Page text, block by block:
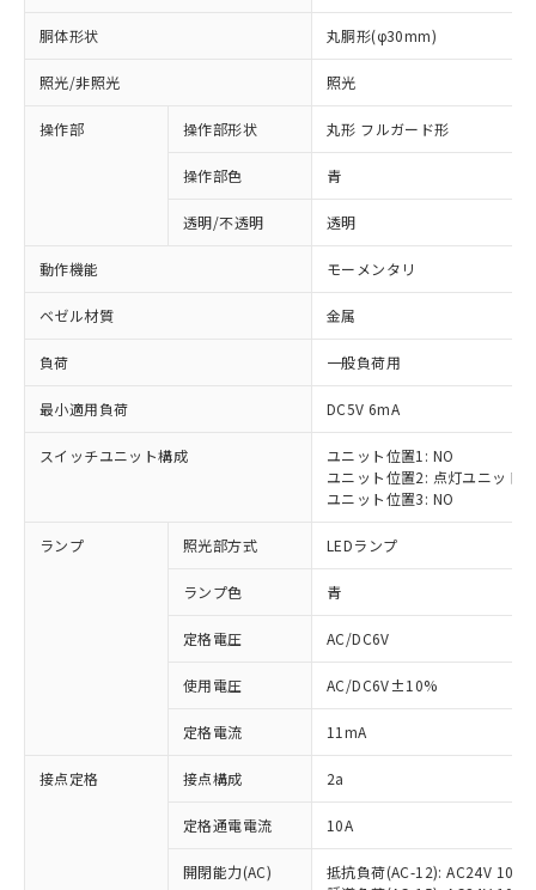
胴体形状 丸胴形(φ30mm)
照光/非照光 照光
操作部 操作部形状 丸形 フルガード形
操作部色 青
透明/不透明 透明
動作機能 モーメンタリ
ベゼル材質 金属
負荷 一般負荷用
最小適用負荷 DC5V 6mA
スイッチユニット構成
ユニット位置1: NO
ユニット位置2: 点灯ユニット
ユニット位置3: NO
ランプ 照光部方式 LEDランプ
ランプ色 青
定格電圧 AC/DC6V
使用電圧 AC/DC6V±10%
定格電流 11mA
接点定格 接点構成 2a
定格通電電流 10A
開閉能力(AC)
抵抗負荷(AC-12): AC24V 10A/
ご利用条件
以下の条件をお読みいただき、同意のうえ
ご利用ください。
本サービスは、当社制御機器事業取扱
商品の当社在庫状況および標準価格
(税抜)を提供させていただくもので
当社制御機器事業取扱商品の中には、
対応済み：EU RoHS指令（10物質）の
非含有に対応した製品が提供可能な商品で
対応予定：EU RoHS指令（10物質）の非含
有に対応した製品に切り替える予定のある
対応予定なし：EU RoHS指令（10物質）の
非含有に非対応の商品で、対応品を出す予
定はありません。
調査・確認中：EU RoHS指令（10物質）の
非含有の対応状況を調査中または確認中の
害物質有無と関係のない商品です。
※1 中国RoHS○×表
「○」：最大均質材料含有率が中国RoHSの
基準値以下であることを示します。